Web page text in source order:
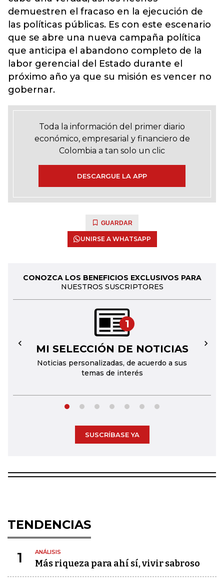
demuestren el fracaso en la ejecución de
las políticas públicas. Es con este escenario
que se abre una nueva campaña política
que anticipa el abandono completo de la
labor gerencial del Estado durante el
próximo año ya que su misión es vencer no
gobernar.
Toda la información del primer diario
económico, empresarial y financiero de
Colombia a tan solo un clic
DESCARGUE LA APP
GUARDAR
UNIRSE A WHATSAPP
CONOZCA LOS BENEFICIOS EXCLUSIVOS PARA
NUESTROS SUSCRIPTORES
1
MI SELECCIÓN DE NOTICIAS
Noticias personalizadas, de acuerdo a sus
temas de interés
← →
SUSCRÍBASE YA
TENDENCIAS
1 ANÁLISIS
Más riqueza para ahí sí, vivir sabroso